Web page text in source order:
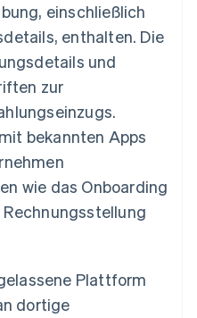
2026
wie Stripe Lösungen für die
einschließlich
enthalten. Die
und
zur
bekannten Apps
wie das Onboarding
Plattform
dortige